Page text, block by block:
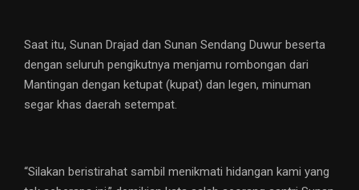
Saat itu, Sunan Drajad dan Sunan Sendang Duwur beserta
dengan seluruh pengikutnya menjamu rombongan dari
Mantingan dengan ketupat (kupat) dan legen, minuman
segar khas daerah setempat.
“Silakan beristirahat sambil menikmati hidangan kami yang